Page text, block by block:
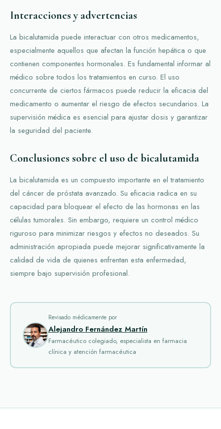
Interacciones y advertencias
La bicalutamida puede interactuar con otros medicamentos,
especialmente aquellos que afectan la función hepática o que
contienen componentes hormonales. Es fundamental informar al
médico sobre todos los tratamientos en curso. El uso
concurrente de ciertos fármacos puede reducir la eficacia del
medicamento o aumentar el riesgo de efectos secundarios. La
supervisión médica es esencial para ajustar dosis y garantizar
la seguridad del paciente.
Conclusiones sobre el uso de bicalutamida
La bicalutamida es un compuesto importante en el tratamiento
del cáncer de próstata avanzado. Su eficacia radica en su
capacidad para bloquear el efecto de las hormonas en las
células tumorales. Sin embargo, requiere un control médico
riguroso para minimizar riesgos y efectos no deseados. Su
administración apropiada puede mejorar significativamente la
calidad de vida de quienes enfrentan esta enfermedad,
siempre bajo supervisión profesional.
Revisado médicamente por
Alejandro Fernández Martín
Farmacéutico colegiado, especialista en farmacia
clínica y atención farmacéutica